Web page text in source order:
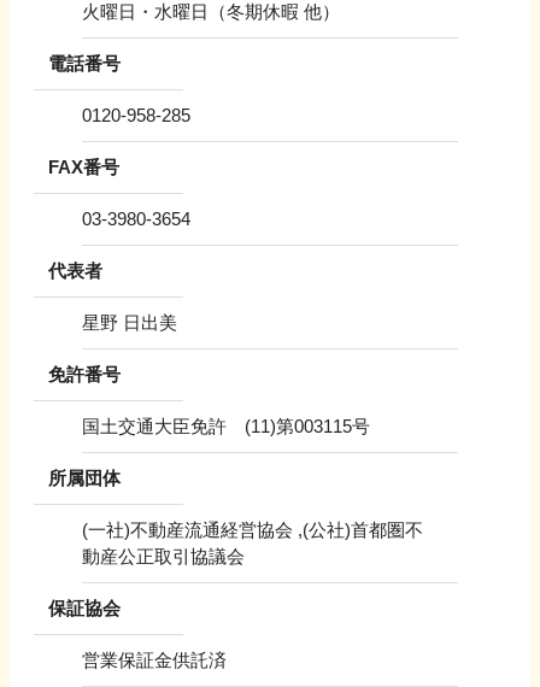
火曜日・水曜日（冬期休暇 他）
電話番号
0120-958-285
FAX番号
03-3980-3654
代表者
星野 日出美
免許番号
国土交通大臣免許 (11)第003115号
所属団体
(一社)不動産流通経営協会 ,(公社)首都圏不
動産公正取引協議会
保証協会
営業保証金供託済